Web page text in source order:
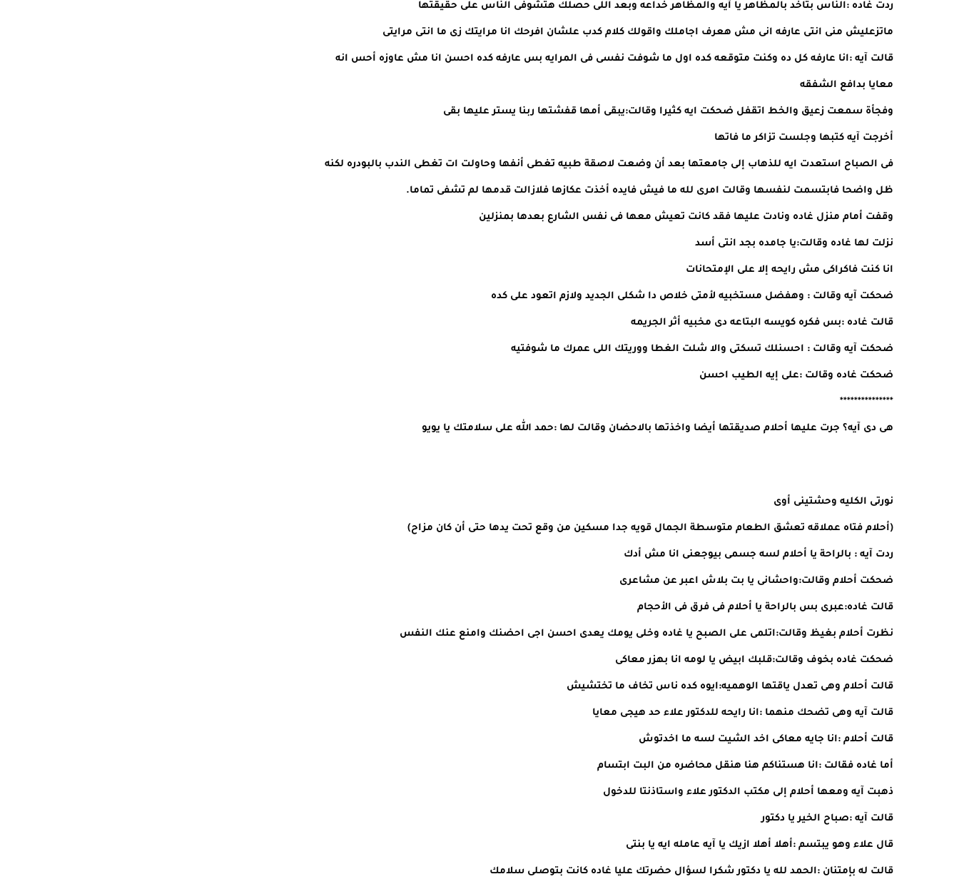
ردت غاده :الناس بتاخد بالمظاهر يا آيه والمظاهر خداعه وبعد اللى حصلك هتشوفى الناس على حقيقتها
ماتزعليش منى انتى عارفه انى مش هعرف اجاملك واقولك كلام كدب علشان افرحك انا مرايتك زى ما انتى مرايتى
قالت آيه :انا عارفه كل ده وكنت متوقعه كده اول ما شوفت نفسى فى المرايه بس عارفه كده احسن انا مش عاوزه أحس انه
معايا بدافع الشفقه
وفجأة سمعت زعيق والخط اتقفل ضحكت ايه كثيرا وقالت:يبقى أمها قفشتها ربنا يستر عليها بقى
أخرجت آيه كتبها وجلست تزاكر ما فاتها
فى الصباح استعدت ايه للذهاب إلى جامعتها بعد أن وضعت لاصقة طبيه تغطى أنفها وحاولت ات تغطى الندب بالبودره لكنه
ظل واضحا فابتسمت لنفسها وقالت امرى لله ما فيش فايده أخذت عكازها فلازالت قدمها لم تشفى تماما.
وقفت أمام منزل غاده ونادت عليها فقد كانت تعيش معها فى نفس الشارع بعدها بمنزلين
نزلت لها غاده وقالت:يا جامده بجد انتى أسد
انا كنت فاكراكى مش رايحه إلا على الإمتحانات
ضحكت آيه وقالت : وهفضل مستخبيه لأمتى خلاص دا شكلى الجديد ولازم اتعود على كده
قالت غاده :بس فكره كويسه البتاعه دى مخبيه أثر الجريمه
ضحكت آيه وقالت : احسنلك تسكتى والا شلت الغطا ووريتك اللى عمرك ما شوفتيه
ضحكت غاده وقالت :على إيه الطيب احسن
***************
هى دى آيه؟ جرت عليها أحلام صديقتها أيضا واخذتها بالاحضان وقالت لها :حمد الله على سلامتك يا يويو
نورتى الكليه وحشتينى أوى
(أحلام فتاه عملاقه تعشق الطعام متوسطة الجمال قويه جدا مسكين من وقع تحت يدها حتى أن كان مزاح)
ردت آيه : بالراحة يا أحلام لسه جسمى بيوجعنى انا مش أدك
ضحكت أحلام وقالت:واحشانى يا بت بلاش اعبر عن مشاعرى
قالت غاده:عبرى بس بالراحة يا أحلام فى فرق فى الأحجام
نظرت أحلام بغيظ وقالت:اتلمى على الصبح يا غاده وخلى يومك يعدى احسن اجى احضنك وامنع عنك النفس
ضحكت غاده بخوف وقالت:قلبك ابيض يا لومه انا بهزر معاكى
قالت أحلام وهى تعدل ياقتها الوهميه:ايوه كده ناس تخاف ما تختشيش
قالت آيه وهى تضحك منهما :انا رايحه للدكتور علاء حد هيجى معايا
قالت أحلام :انا جايه معاكى اخد الشيت لسه ما اخدتوش
أما غاده فقالت :انا هستناكم هنا هنقل محاضره من البت ابتسام
ذهبت آيه ومعها أحلام إلى مكتب الدكتور علاء واستاذنتا للدخول
قالت آيه :صباح الخير يا دكتور
قال علاء وهو يبتسم :أهلا أهلا ازيك يا آيه عامله ايه يا بنتى
قالت له بإمتنان :الحمد لله يا دكتور شكرا لسؤال حضرتك عليا غاده كانت بتوصلى سلامك